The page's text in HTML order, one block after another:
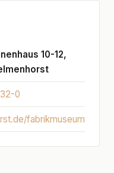
10-12,
0
fabrikmuseum